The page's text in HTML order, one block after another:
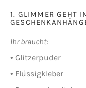
1. GLIMMER GEHT
Ihr braucht:
• Glitzerpuder
• Flüssigkleber